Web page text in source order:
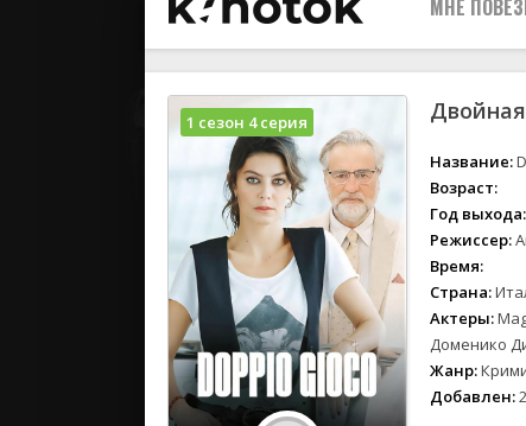
МНЕ
Название:
Возраст:
Год выхода:
Режиссер:
Время:
Страна:
Актеры:
Доменико
Жанр:
Добавлен:
1 сезон 4 серия